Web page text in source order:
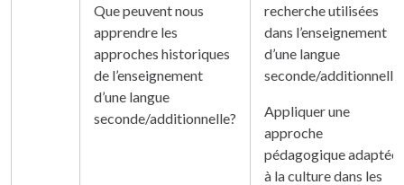
Que peuvent nous
apprendre les
approches historiques
de l’enseignement
d’une langue
seconde/additionnelle?
recherche utilisées
dans l’enseignement
d’une langue
seconde/additionnelle.
Appliquer une
approche
pédagogique adaptée
à la culture dans les